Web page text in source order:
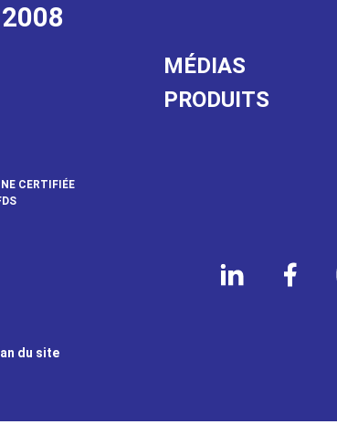
2008
CERTIFIÉE
du site
MÉDIAS
PRODUITS